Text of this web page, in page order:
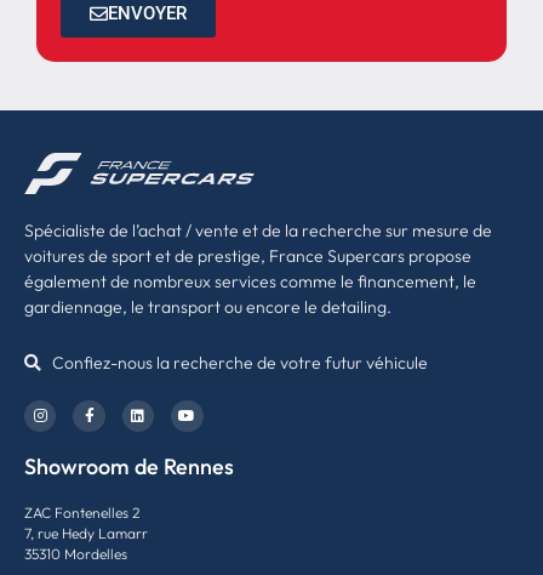
ENVOYER
Spécialiste de l’achat / vente et de la recherche sur mesure de
voitures de sport et de prestige, France Supercars propose
également de nombreux services comme le financement, le
gardiennage, le transport ou encore le detailing.
Confiez-nous la recherche de votre futur véhicule
Showroom de Rennes
ZAC Fontenelles 2
7, rue Hedy Lamarr
35310 Mordelles